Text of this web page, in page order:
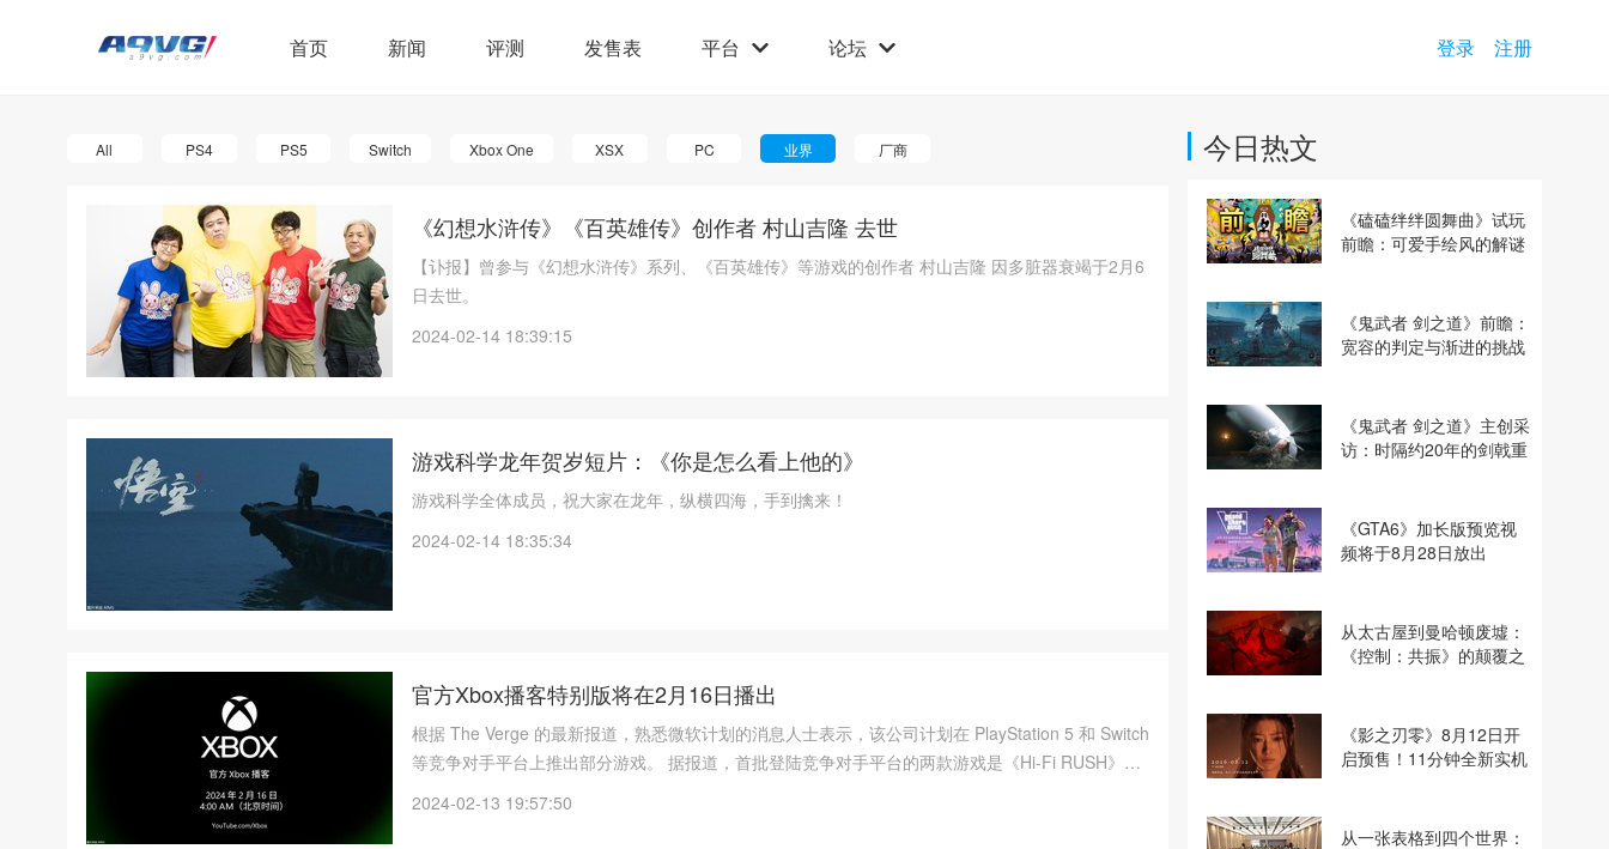
首页 新闻 评测 发售表 平台 论坛 登录 注册
All PS4 PS5 Switch Xbox One XSX PC 业界 厂商
《幻想水浒传》《百英雄传》创作者 村山吉隆 去世
【讣报】曾参与《幻想水浒传》系列、《百英雄传》等游戏的创作者 村山吉隆 因多脏器衰竭于2月6
日去世。
2024-02-14 18:39:15
游戏科学龙年贺岁短片：《你是怎么看上他的》
游戏科学全体成员，祝大家在龙年，纵横四海，手到擒来！
2024-02-14 18:35:34
官方Xbox播客特别版将在2月16日播出
根据 The Verge 的最新报道，熟悉微软计划的消息人士表示，该公司计划在 PlayStation 5 和 Switch
等竞争对手平台上推出部分游戏。 据报道，首批登陆竞争对手平台的两款游戏是《Hi-Fi RUSH》和
2024-02-13 19:57:50
今日热文
《磕磕绊绊圆舞曲》试玩
前瞻：可爱手绘风的解谜
《鬼武者 剑之道》前瞻：
宽容的判定与渐进的挑战
《鬼武者 剑之道》主创采
访：时隔约20年的剑戟重
《GTA6》加长版预览视
频将于8月28日放出
从太古屋到曼哈顿废墟：
《控制：共振》的颠覆之
《影之刃零》8月12日开
启预售！11分钟全新实机
从一张表格到四个世界：